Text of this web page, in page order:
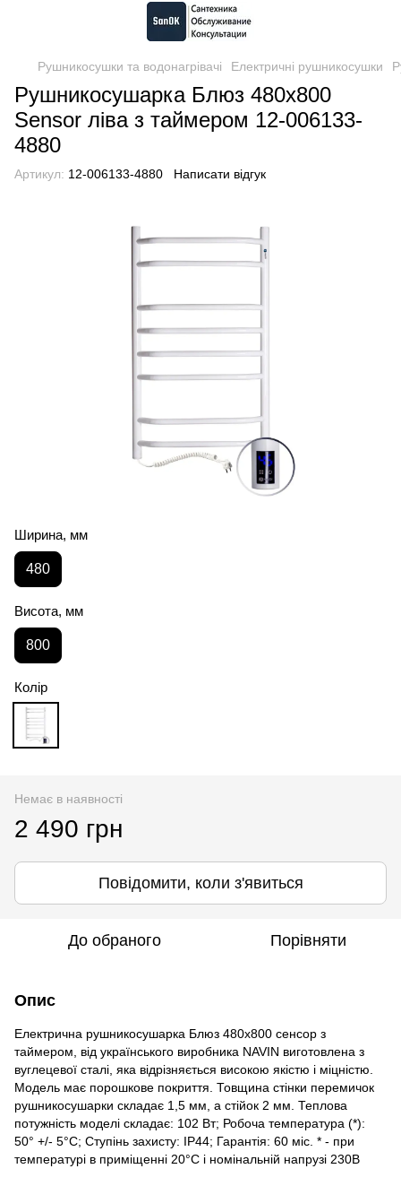
Рушникосушки та водонагрівачі Електричні рушникосушки
Рушникосушарка Блюз 480х800
Sensor ліва з таймером 12-006133-
4880
Артикул: 12-006133-4880 Написати відгук
Ширина, мм
480
Висота, мм
800
Колір
Немає в наявності
2 490 грн
Повідомити, коли з'явиться
До обраного Порівняти
Опис
Електрична рушникосушарка Блюз 480х800 сенсор з
таймером, від українського виробника NAVIN виготовлена з
вуглецевої сталі, яка відрізняється високою якістю і міцністю.
Модель має порошкове покриття. Товщина стінки перемичок
рушникосушарки складає 1,5 мм, а стійок 2 мм. Теплова
потужність моделі складає: 102 Вт; Робоча температура (*):
50° +/- 5°C; Ступінь захисту: IP44; Гарантія: 60 міс. * - при
температурі в приміщенні 20°С і номінальній напрузі 230В